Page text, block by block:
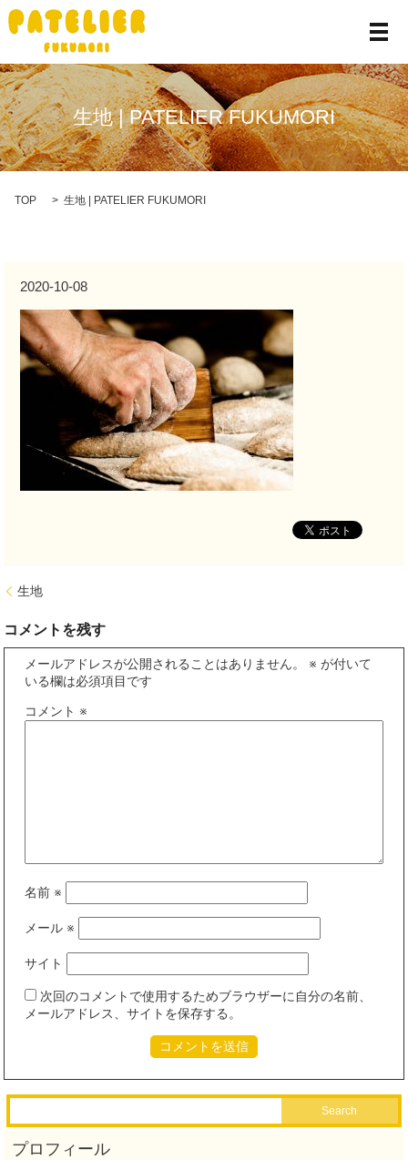
メ
生地 | PATELIER FUKUMORI
TOP 生地 | PATELIER FUKUMORI
2020-10-08
生地
コメントを残す
メールアドレスが公開されることはありません。 ※ が付いて
いる欄は必須項目です
コメント ※
名前 ※
メール ※
サイト
次回のコメントで使用するためブラウザーに自分の名前、
メールアドレス、サイトを保存する。